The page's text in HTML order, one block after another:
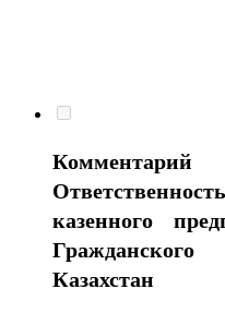
казенного
Казахстан